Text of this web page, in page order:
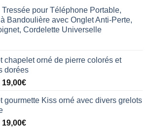
Tressée pour Téléphone Portable,
Bandoulière avec Onglet Anti-Perte,
Cordelette Universelle
chapelet orné de pierre colorés et
dorées
Le
initial
était :
38,00€.
19,00€Le
actuel
19,00€.
gourmette Kiss orné avec divers grelots
Le
19,00€Le